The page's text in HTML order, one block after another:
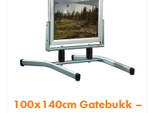
100x140cm Gatebukk –